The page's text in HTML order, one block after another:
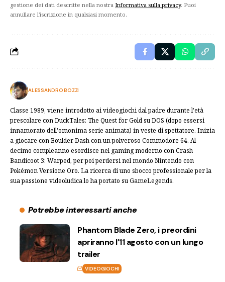
gestione dei dati descritte nella nostra Informativa sulla privacy. Puoi
annullare l'iscrizione in qualsiasi momento.
ALESSANDRO BOZZI
Classe 1989, viene introdotto ai videogiochi dal padre durante l'età
prescolare con DuckTales: The Quest for Gold su DOS (dopo essersi
innamorato dell'omonima serie animata) in veste di spettatore. Inizia
a giocare con Boulder Dash con un polveroso Commodore 64. Al
decimo compleanno esordisce nel gaming moderno con Crash
Bandicoot 3: Warped, per poi perdersi nel mondo Nintendo con
Pokémon Versione Oro. La ricerca di uno sbocco professionale per la
sua passione videoludica lo ha portato su GameLegends.
Potrebbe interessarti anche
Phantom Blade Zero, i preordini
apriranno l’11 agosto con un lungo
trailer
VIDEOGIOCHI